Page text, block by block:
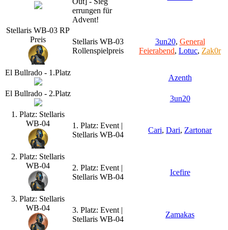
errungen für
Advent!
Stellaris WB-03 RP
Preis
Stellaris WB-03
Rollenspielpreis
3un20, General
Feierabend, Lotuc, Zak0r
El Bullrado - 1.Platz
Azenth
El Bullrado - 2.Platz
3un20
1. Platz: Stellaris
WB-04
1. Platz: Event |
Stellaris WB-04
Cari, Dari, Zartonar
2. Platz: Stellaris
WB-04
2. Platz: Event |
Stellaris WB-04
Icefire
3. Platz: Stellaris
WB-04
3. Platz: Event |
Stellaris WB-04
Zamakas